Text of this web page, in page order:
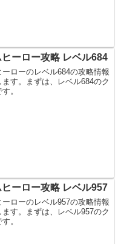
ーロー攻略 レベル684
ーローのレベル684の攻略情報
ます。まずは、レベル684のク
。
ーロー攻略 レベル957
ーローのレベル957の攻略情報
ます。まずは、レベル957のク
。